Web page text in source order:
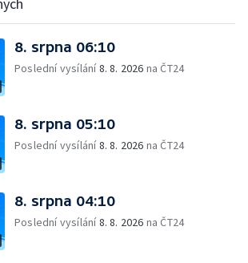
8. srpna 06:10
Poslední vysílání8. 8. 2026 na ČT24
8. srpna 05:10
Poslední vysílání8. 8. 2026 na ČT24
8. srpna 04:10
Poslední vysílání8. 8. 2026 na ČT24